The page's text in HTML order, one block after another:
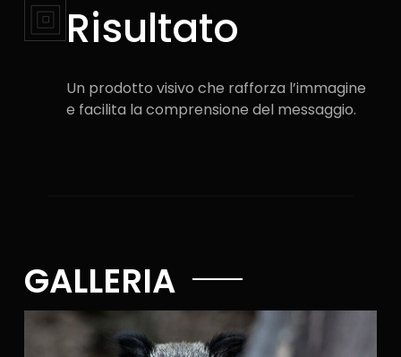
Risultato​
Un prodotto visivo che rafforza l’immagine
e facilita la comprensione del messaggio.
GALLERIA​